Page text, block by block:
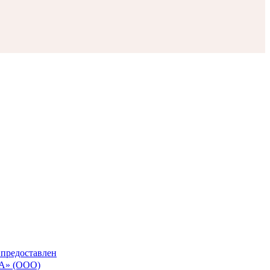
(ООО)